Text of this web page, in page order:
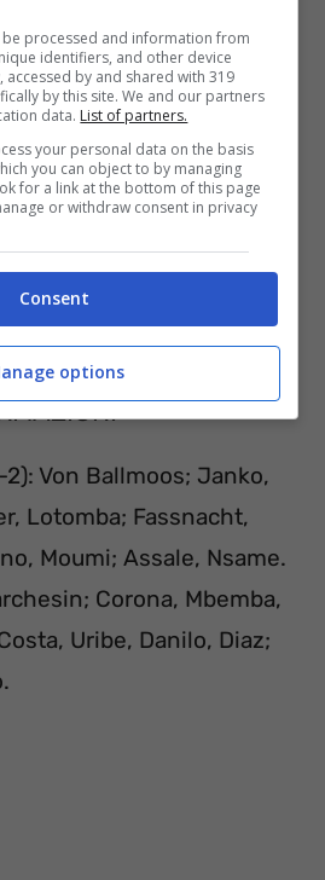
di un abbonamento.
Von Ballmoos; Janko,
Lotomba; Fassnacht,
Moumi; Assale, Nsame.
Corona, Mbemba,
Uribe, Danilo, Diaz;
processed and information from
identifiers, and other device
by and shared with 319
by this site. We and our partners
data. List of partners.
your personal data on the basis
you can object to by managing
for a link at the bottom of this page
or withdraw consent in privacy
Consent
options